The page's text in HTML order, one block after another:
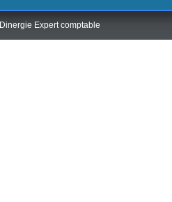
Dinergie Expert comptable